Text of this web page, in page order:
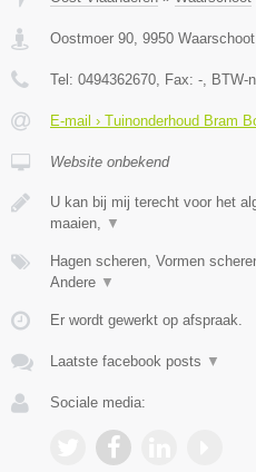
Oostmoer 90, 9950 Waarschoot
Tel: 0494362670, Fax: -, BTW-
E-mail › Tuinonderhoud Bram
Website onbekend
U kan bij mij terecht voor het
maaien, ▼
Hagen scheren, Vormen
Andere ▼
Er wordt gewerkt op afspraak.
Laatste facebook posts ▼
Sociale media: